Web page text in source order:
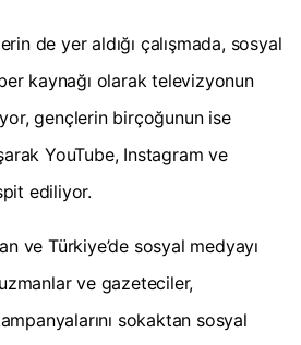
de yer aldığı çalışmada, sosyal
kaynağı olarak televizyonun
gençlerin birçoğunun ise
YouTube, Instagram ve
ediliyor.
ve Türkiye’de sosyal medyayı
ve gazeteciler,
sokaktan sosyal